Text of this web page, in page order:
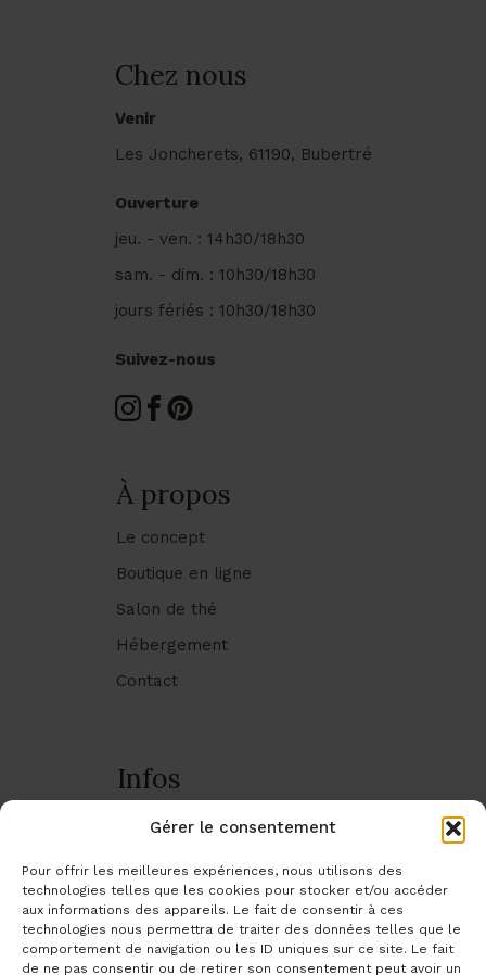
Gérer le consentement
Pour offrir les meilleures expériences, nous utilisons des
technologies telles que les cookies pour stocker et/ou accéder
aux informations des appareils. Le fait de consentir à ces
technologies nous permettra de traiter des données telles que le
comportement de navigation ou les ID uniques sur ce site. Le fait
de ne pas consentir ou de retirer son consentement peut avoir un
Chez nous
Venir
Les Joncherets, 61190, Bubertré
Ouverture
jeu. - ven. : 14h30/18h30
sam. - dim. : 10h30/18h30
jours fériés : 10h30/18h30
Suivez-nous
À propos
Le concept
Boutique en ligne
Salon de thé
Hébergement
Contact
Infos
Livraison & transport
Mes commandes
Mentions légales
Politique de confidentialité